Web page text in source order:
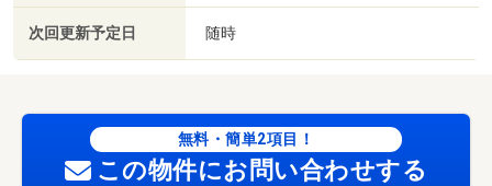
次回更新予定日 随時
無料・簡単2項目！
この物件にお問い合わせする